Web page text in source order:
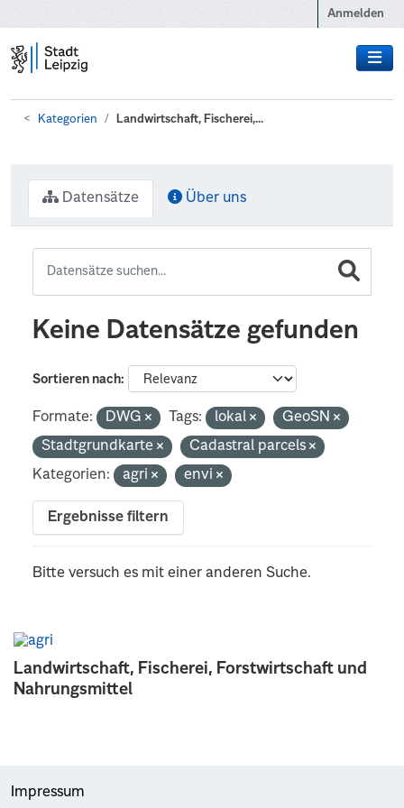
Anmelden
Kategorien Landwirtschaft, Fischerei,...
Landwirtschaft, Fischerei, Forstwirtschaft und
Nahrungsmittel
Datensätze Über uns
Keine Datensätze gefunden
Sortieren nach
Formate: DWG Tags: lokal
GeoSN
Stadtgrundkarte
Cadastral parcels
Kategorien:
agri envi
Ergebnisse filtern
Bitte versuch es mit einer anderen Suche.
Impressum